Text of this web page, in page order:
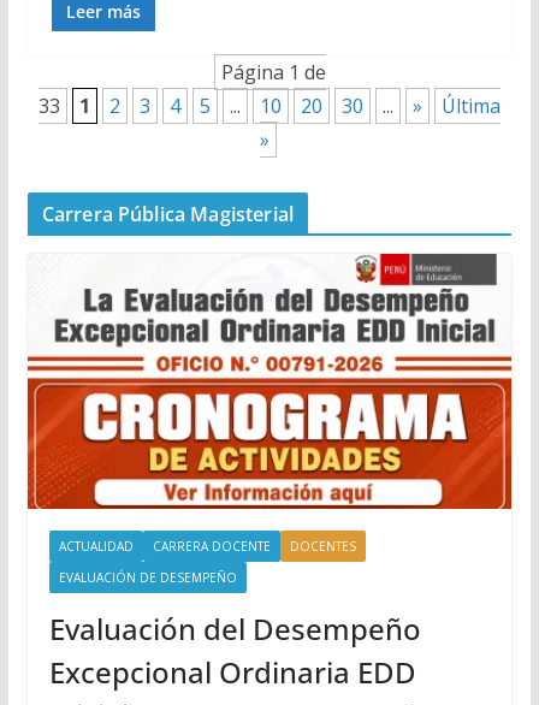
Leer más
Página 1 de
33
1 2 3 4 5 ... 10 20 30 ... »
Última
»
Carrera Pública Magisterial
ACTUALIDAD CARRERA DOCENTE
DOCENTES
EVALUACIÓN DE DESEMPEÑO
Evaluación del Desempeño
Excepcional Ordinaria EDD